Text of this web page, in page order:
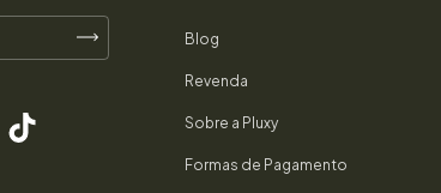
Blog
Revenda
Sobre a Pluxy
Formas de Pagamento